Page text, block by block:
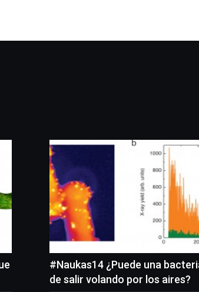
la
Plaza
festival
que
llenará
la
ciudad
de
monólogos,
exposiciones,
conferencias,
#Naukas14 ¿Puede una
de salir volando por los aires?